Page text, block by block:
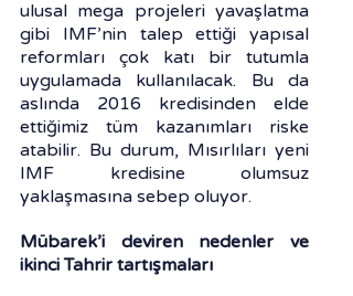
ulusal mega projeleri yavaşlatma
gibi IMF’nin talep ettiği yapısal
reformları çok katı bir tutumla
uygulamada kullanılacak. Bu da
aslında 2016 kredisinden elde
ettiğimiz tüm kazanımları riske
atabilir. Bu durum, Mısırlıları yeni
IMF kredisine olumsuz
yaklaşmasına sebep oluyor.
Mübarek’i deviren nedenler ve
ikinci Tahrir tartışmaları